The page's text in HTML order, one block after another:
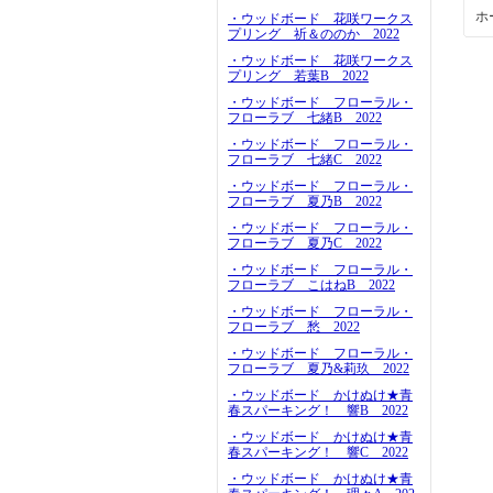
・ウッドボード 花咲ワークス
プリング 祈＆ののか 2022
・ウッドボード 花咲ワークス
プリング 若葉B 2022
・ウッドボード フローラル・
フローラブ 七緒B 2022
・ウッドボード フローラル・
フローラブ 七緒C 2022
・ウッドボード フローラル・
フローラブ 夏乃B 2022
・ウッドボード フローラル・
フローラブ 夏乃C 2022
・ウッドボード フローラル・
フローラブ こはねB 2022
・ウッドボード フローラル・
フローラブ 愁 2022
・ウッドボード フローラル・
フローラブ 夏乃&莉玖 2022
・ウッドボード かけぬけ★青
春スパーキング！ 響B 2022
・ウッドボード かけぬけ★青
春スパーキング！ 響C 2022
・ウッドボード かけぬけ★青
ホ